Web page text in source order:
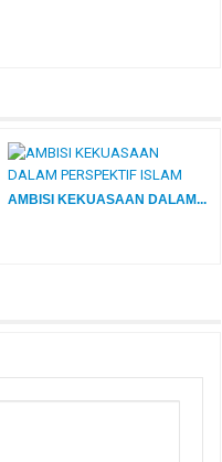
AMBISI KEKUASAAN DALAM...